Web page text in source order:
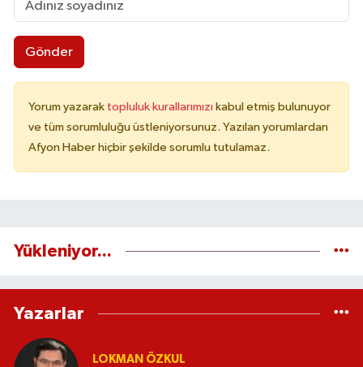
Gönder
Yorum yazarak topluluk kurallarımızı kabul etmiş bulunuyor
ve tüm sorumluluğu üstleniyorsunuz. Yazılan yorumlardan
Afyon Haber hiçbir şekilde sorumlu tutulamaz.
Yükleniyor...
Yazarlar
LOKMAN ÖZKUL